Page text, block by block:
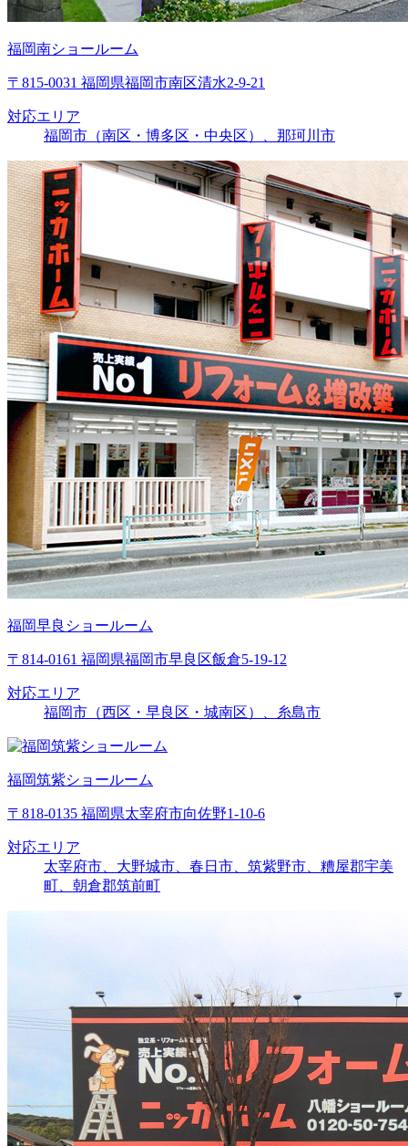
福岡南ショールーム
〒815-0031 福岡県福岡市南区清水2-9-21
対応エリア
福岡市（南区・博多区・中央区）、那珂川市
福岡早良ショールーム
〒814-0161 福岡県福岡市早良区飯倉5-19-12
対応エリア
福岡市（西区・早良区・城南区）、糸島市
福岡筑紫ショールーム
〒818-0135 福岡県太宰府市向佐野1-10-6
対応エリア
太宰府市、大野城市、春日市、筑紫野市、糟屋郡宇美
町、朝倉郡筑前町